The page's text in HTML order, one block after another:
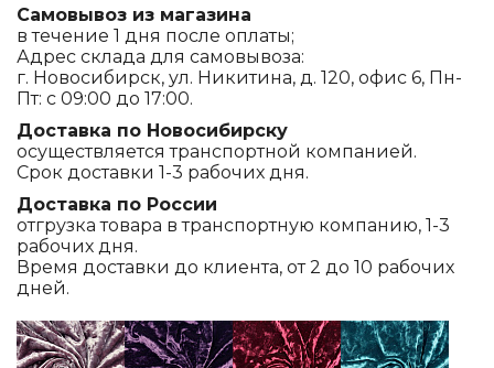
Самовывоз из магазина
в течение 1 дня после оплаты;
Адрес склада для самовывоза:
г. Новосибирск, ул. Никитина, д. 120, офис 6, Пн-
Пт: с 09:00 до 17:00.
Доставка по Новосибирску
осуществляется транспортной компанией.
Срок доставки 1-3 рабочих дня.
Доставка по России
отгрузка товара в транспортную компанию, 1-3
рабочих дня.
Время доставки до клиента, от 2 до 10 рабочих
дней.